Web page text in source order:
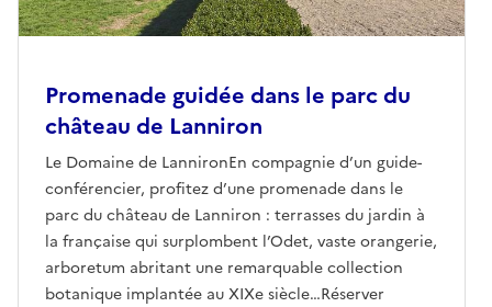
Promenade guidée dans le parc du
château de Lanniron
Le Domaine de LannironEn compagnie d’un guide-
conférencier, profitez d’une promenade dans le
parc du château de Lanniron : terrasses du jardin à
la française qui surplombent l’Odet, vaste orangerie,
arboretum abritant une remarquable collection
botanique implantée au XIXe siècle…Réserver